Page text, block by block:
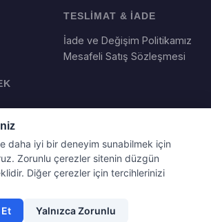
TESLİMAT & İADE
İade ve Değişim Politikamız
Mesafeli Satış Sözleşmesi
: Webboll. Tum haklari saklidir.
daha iyi bir deneyim sunabilmek için
Zorunlu çerezler sitenin düzgün
Diğer çerezler için tercihlerinizi
Yalnızca Zorunlu